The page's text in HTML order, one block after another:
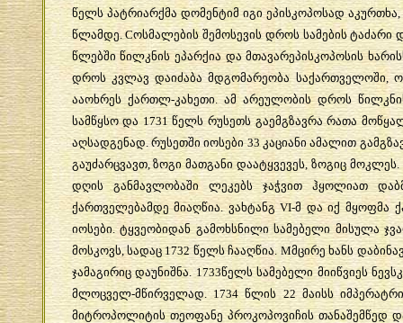
წელს პატრიარქმა დომენტიმ იგი ეპისკოპოსად აკურთხა,
წლამდე. Cოსმალების შემოსევის დროს სამების ტაძარი
წლებში წილკნის ეპარქია და მთავარეპისკოპოსის
დროს კვლავ დაიძაბა მდგომარეობა საქართველოში,
ააოხრეს ქართლ-კახეთი. ამ არეულობის დროს
სამწყსო და 1731წელს რუსეთს გაემგზავრა რათა
აღსადგენად.რუსეთში იოსები33კაციანი ამალით
გაუძარცვავთ,ზოგი მათგანი დაატყვევეს, ზოგიც მოკლეს.
დღის
განმავლობაში ლეკებს ჯაჭვით ჰყოლიათ
ქართველებამდე მიაღწია.ვახტანგVI-მ და იქ მყოფმა
იოსები.ტყვეობიდან გამოხსნილი სამებელი მისულა
მოსკოვს,სადაც1732 წელს ჩააღწია. Mმცირე ხანს
ჯამაგირიც დაუნიშნა. 1733წელს სამებელი მიიწვიეს
მლოცველ-მწირველად. 1734წლის 22მაისს
მიტროპოლიტის თეოფანე პროკოპოვიჩის თანაშემწედ